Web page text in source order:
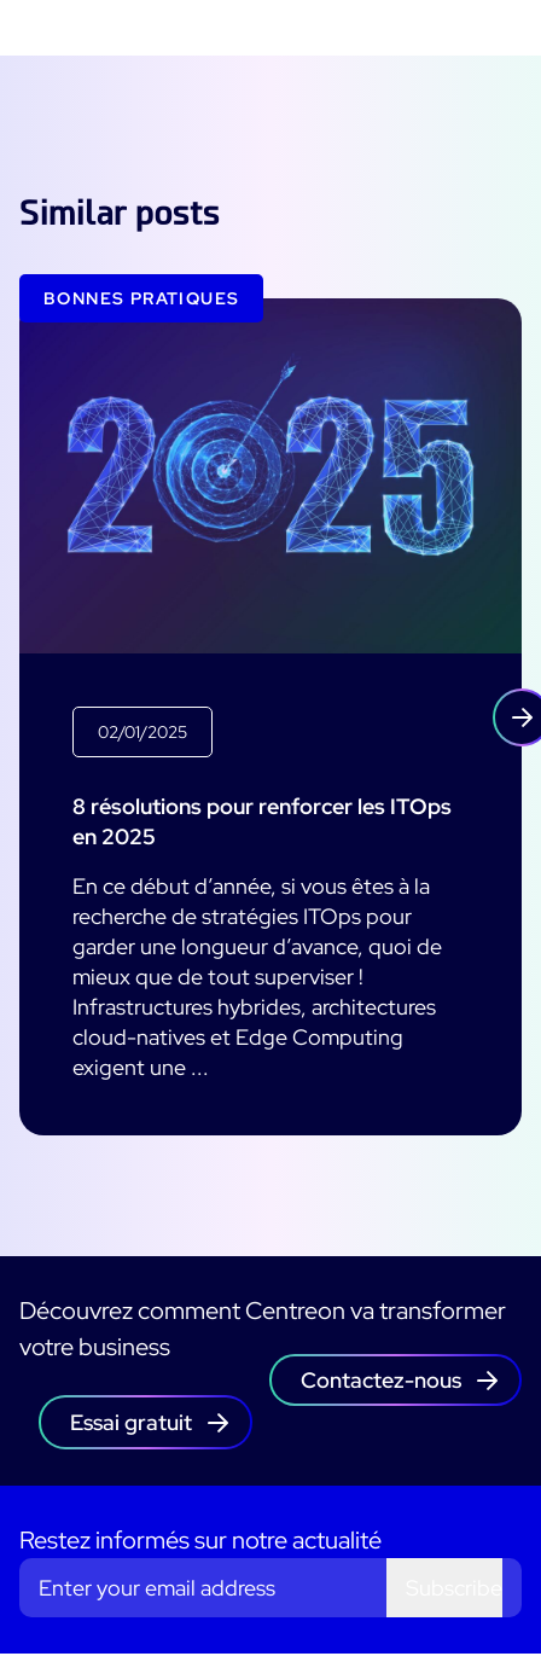
Similar posts
BONNES PRATIQUES
02/01/2025
8 résolutions pour renforcer les ITOps
en 2025
En ce début d’année, si vous êtes à la
recherche de stratégies ITOps pour
garder une longueur d’avance, quoi de
mieux que de tout superviser !
Infrastructures hybrides, architectures
cloud-natives et Edge Computing
exigent une ...
Découvrez comment Centreon va transformer
votre business
Contactez-nous
Essai gratuit
Restez informés sur notre actualité